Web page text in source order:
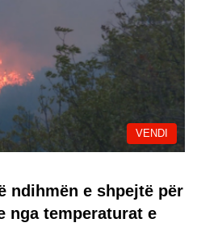
VENDI
ndihmën e shpejtë për
nga temperaturat e